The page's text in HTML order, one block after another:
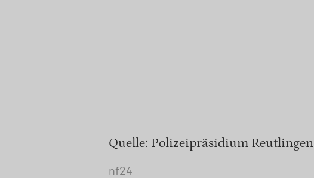
Quelle: Polizeipräsidium Reutlingen
nf24